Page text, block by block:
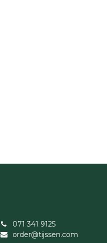
071 341 9125
order@tijssen.com